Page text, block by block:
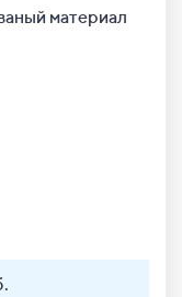
материал